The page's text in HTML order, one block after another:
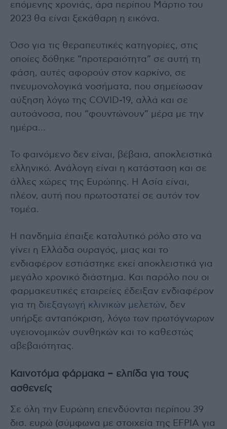
επόμενης χρονιάς, άρα περίπου Μάρτιο του
2023 θα είναι ξεκάθαρη η εικόνα.
Όσο για τις θεραπευτικές κατηγορίες, στις
οποίες δόθηκε “προτεραιότητα” σε αυτή τη
φάση, αυτές αφορούν στον καρκίνο, σε
πνευμονολογικά νοσήματα, που σημείωσαν
αύξηση λόγω της COVID-19, αλλά και σε
αυτοάνοσα, που “φουντώνουν” μέρα με την
ημέρα…
Το φαινόμενο δεν είναι, βέβαια, αποκλειστικά
ελληνικό. Ανάλογη είναι η κατάσταση και σε
άλλες χώρες της Ευρώπης. Η Ασία είναι,
πλέον, αυτή που πρωτοστατεί σε αυτόν τον
τομέα.
Η πανδημία έπαιξε καταλυτικό ρόλο στο να
γίνει η Ελλάδα ουραγός, μιας και το
ενδιαφέρον εστιάστηκε εκεί αποκλειστικά για
μεγάλο χρονικό διάστημα. Και παρόλο που οι
φαρμακευτικές εταιρείες έδειξαν ενδιαφέρον
για τη διεξαγωγή κλινικών μελετών, δεν
υπήρξε ανταπόκριση, λόγω των πρωτόγνωρων
υγειονομικών συνθηκών και το καθεστώς
αβεβαιότητας.
Καινοτόμα φάρμακα – ελπίδα για τους
ασθενείς
Σε όλη την Ευρώπη επενδύονται περίπου 39
δισ. ευρώ (σύμφωνα με στοιχεία της EFPIA για